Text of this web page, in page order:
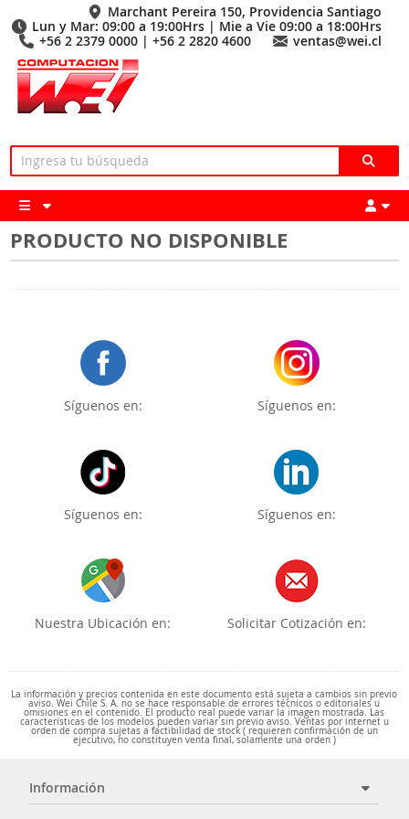
Marchant Pereira 150, Providencia Santiago
Lun y Mar: 09:00 a 19:00Hrs | Mie a Vie 09:00 a 18:00Hrs
+56 2 2379 0000 | +56 2 2820 4600
ventas@wei.cl
PRODUCTO NO DISPONIBLE
Síguenos en: Síguenos en:
Síguenos en: Síguenos en:
Nuestra Ubicación en: Solicitar Cotización en:
La información y precios contenida en este documento está sujeta a cambios sin previo
aviso. Wei Chile S. A. no se hace responsable de errores técnicos o editoriales u
omisiones en el contenido. El producto real puede variar la imagen mostrada. Las
características de los modelos pueden variar sin previo aviso. Ventas por internet u
orden de compra sujetas a factibilidad de stock ( requieren confirmación de un
ejecutivo, no constituyen venta final, solamente una orden )
Información